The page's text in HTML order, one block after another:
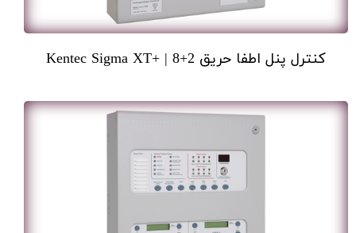
کنترل پنل اطفا حریق 2+8 | +Kentec Sigma XT